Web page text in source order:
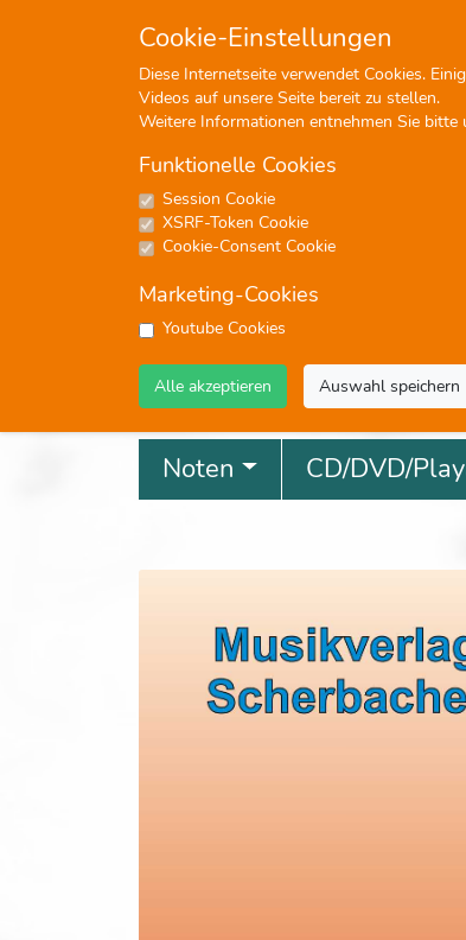
Cookie-Einstellungen
Diese Internetseite verwendet Cookies.
Videos auf unsere Seite bereit zu stellen.
Weitere Informationen entnehmen Sie bitte
Funktionelle Cookies
Session Cookie
XSRF-Token Cookie
Cookie-Consent Cookie
Marketing-Cookies
Youtube Cookies
Alle akzeptieren Auswahl speichern
+49 (0)7476-913330
Profisuche
Noten CD/DVD/